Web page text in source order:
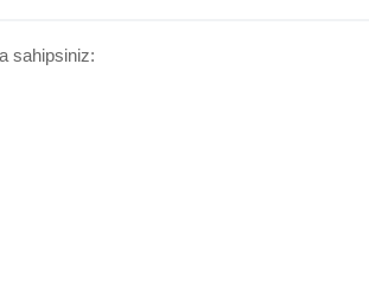
sahipsiniz: